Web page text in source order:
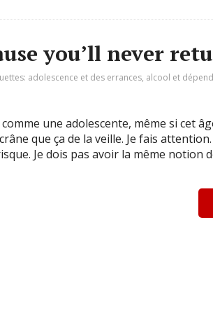
you’ll never
adolescence et des errances, alcool et
une adolescente, même si cet
que ça de la veille. Je fais
Je dois pas avoir la même notion